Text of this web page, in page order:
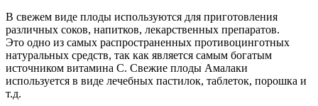
В свежем виде плоды используются для приготовления
различных соков, напитков, лекарственных препаратов.
Это одно из самых распространенных противоцинготных
натуральных средств, так как является самым богатым
источником витамина С. Свежие плоды Амалаки
используется в виде лечебных пастилок, таблеток, порошка и
т.д.